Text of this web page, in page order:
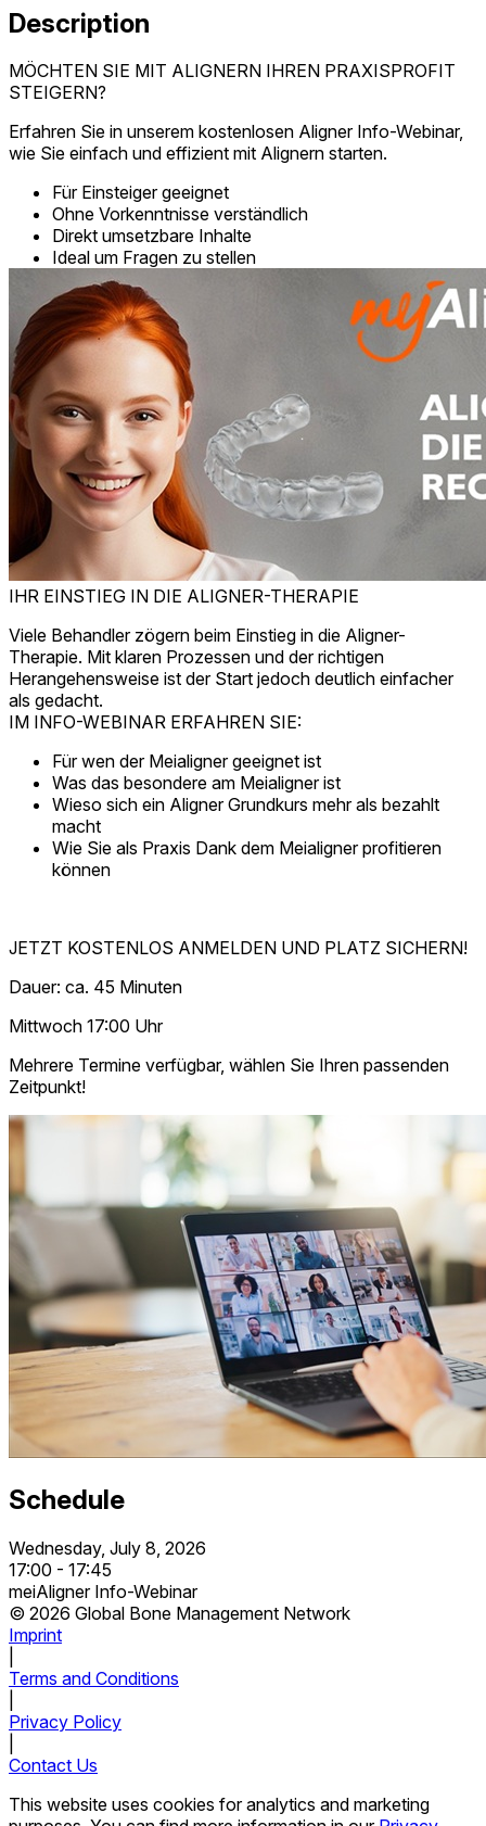
Description
MÖCHTEN SIE MIT ALIGNERN IHREN PRAXISPROFIT
STEIGERN?
Erfahren Sie in unserem kostenlosen Aligner Info-Webinar,
wie Sie einfach und effizient mit Alignern starten.
Für Einsteiger geeignet
Ohne Vorkenntnisse verständlich
Direkt umsetzbare Inhalte
Ideal um Fragen zu stellen
IHR EINSTIEG IN DIE ALIGNER-THERAPIE
Viele Behandler zögern beim Einstieg in die Aligner-
Therapie. Mit klaren Prozessen und der richtigen
Herangehensweise ist der Start jedoch deutlich einfacher
als gedacht.
IM INFO-WEBINAR ERFAHREN SIE:
Für wen der Meialigner geeignet ist
Was das besondere am Meialigner ist
Wieso sich ein Aligner Grundkurs mehr als bezahlt
macht
Wie Sie als Praxis Dank dem Meialigner profitieren
können
JETZT KOSTENLOS ANMELDEN UND PLATZ SICHERN!
Dauer: ca. 45 Minuten
Mittwoch 17:00 Uhr
Mehrere Termine verfügbar, wählen Sie Ihren passenden
Zeitpunkt!
Schedule
Wednesday, July 8, 2026
17:00 - 17:45
meiAligner Info-Webinar
© 2026 Global Bone Management Network
Imprint
Terms and Conditions
Privacy Policy
Contact Us
This website uses cookies for analytics and marketing